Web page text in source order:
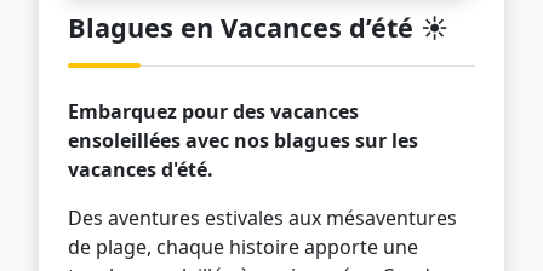
Blagues en Vacances d’été ☀️
Embarquez pour des vacances
ensoleillées avec nos blagues sur les
vacances d'été.
Des aventures estivales aux mésaventures
de plage, chaque histoire apporte une